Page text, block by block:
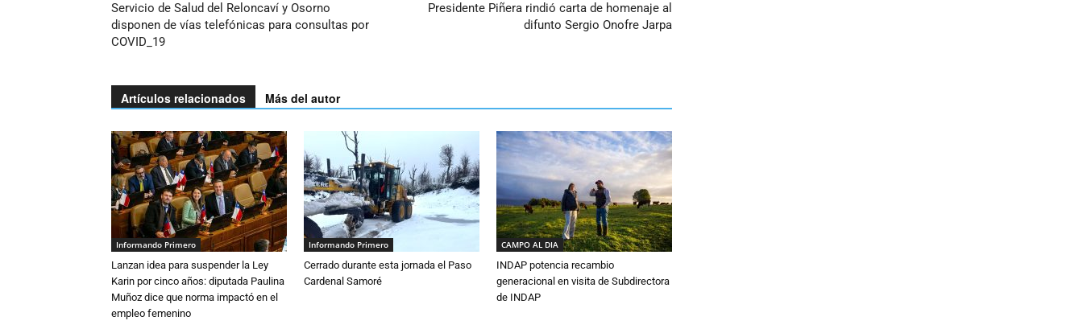
Servicio de Salud del Reloncaví y Osorno
disponen de vías telefónicas para consultas por
COVID_19
Presidente Piñera rindió carta de homenaje al
difunto Sergio Onofre Jarpa
Artículos relacionados Más del autor
Informando Primero
Lanzan idea para suspender la Ley
Karin por cinco años: diputada Paulina
Muñoz dice que norma impactó en el
empleo femenino
Informando Primero
Cerrado durante esta jornada el Paso
Cardenal Samoré
CAMPO AL DIA
INDAP potencia recambio
generacional en visita de Subdirectora
de INDAP